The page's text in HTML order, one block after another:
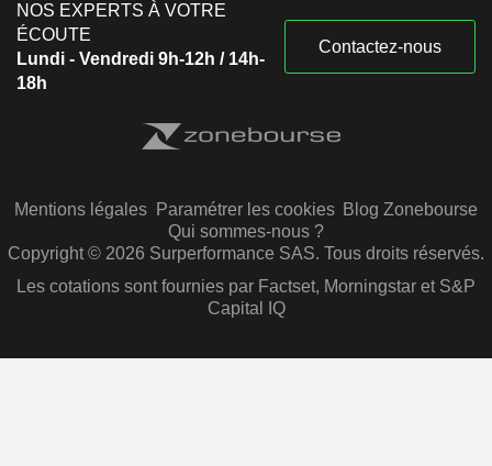
NOS EXPERTS À VOTRE
ÉCOUTE
Lundi - Vendredi 9h-12h / 14h-
18h
Contactez-nous
Mentions légales Paramétrer les cookies Blog Zonebourse
Qui sommes-nous ?
Copyright © 2026 Surperformance SAS. Tous droits réservés.
Les cotations sont fournies par Factset, Morningstar et S&P
Capital IQ